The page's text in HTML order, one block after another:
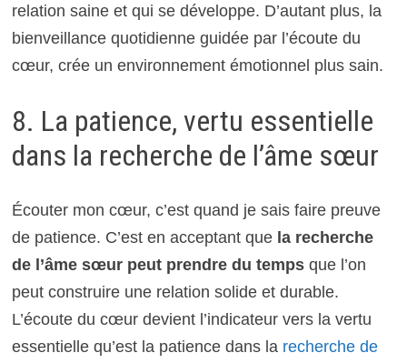
relation saine et qui se développe. D’autant plus, la
bienveillance quotidienne guidée par l’écoute du
cœur, crée un environnement émotionnel plus sain.
8. La patience, vertu essentielle
dans la recherche de l’âme sœur
Écouter mon cœur, c’est quand je sais faire preuve
de patience. C’est en acceptant que la recherche
de l’âme sœur peut prendre du tempsque l’on
peut construire une relation solide et durable.
L’écoute du cœur devient l’indicateur vers la vertu
essentielle qu’est la patience dans la recherche de